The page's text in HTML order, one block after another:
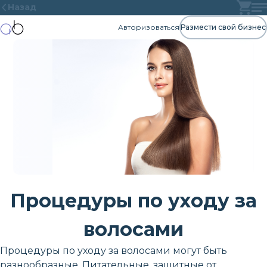
Назад
Авторизоваться Размести свой бизнес
Процедуры по уходу за
волосами
Процедуры по уходу за волосами могут быть